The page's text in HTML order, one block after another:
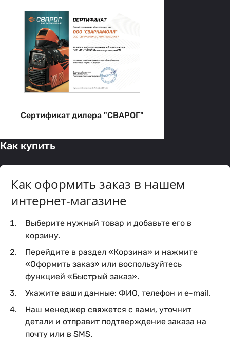
Сертификат дилера "СВАРОГ"
Как купить
Как оформить заказ в нашем
интернет-магазине
Выберите нужный товар и добавьте его в
корзину.
Перейдите в раздел «Корзина» и нажмите
«Оформить заказ» или воспользуйтесь
функцией «Быстрый заказ».
Укажите ваши данные: ФИО, телефон и e-mail.
Наш менеджер свяжется с вами, уточнит
детали и отправит подтверждение заказа на
почту или в SMS.